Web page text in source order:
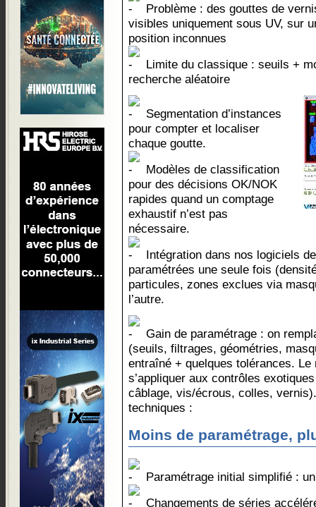
Problème : des gouttes de
visibles uniquement sous UV, sur
position inconnues
Limite du classique : seuils +
recherche aléatoire
Segmentation d’instances
pour compter et localiser
chaque goutte.
Modèles de classification
pour des décisions OK/NOK
rapides quand un comptage
exhaustif n’est pas
nécessaire.
Intégration dans nos logiciels
paramétrées une seule fois
particules, zones exclues via
l’autre.
Gain de paramétrage : on
(seuils, filtrages, géométries,
entraîné + quelques tolérances.
s’appliquer aux contrôles
câblage, vis/écrous, colles,
techniques :
Moins de paramétrage,
Paramétrage initial simplifié :
Changements de séries